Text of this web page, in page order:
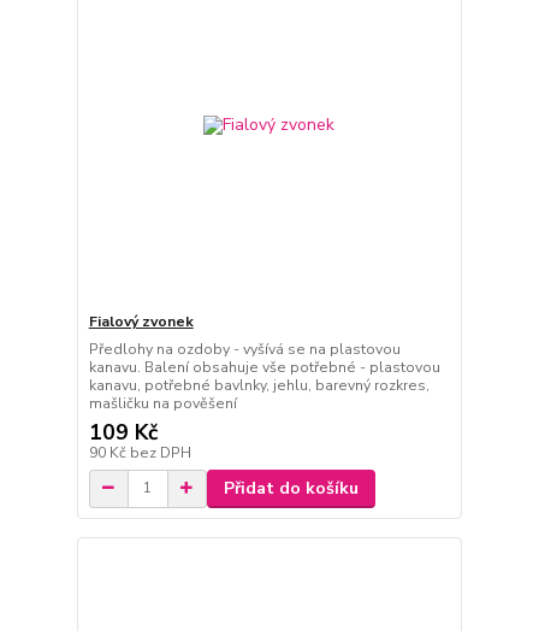
Fialový zvonek
Předlohy na ozdoby - vyšívá se na plastovou
kanavu. Balení obsahuje vše potřebné - plastovou
kanavu, potřebné bavlnky, jehlu, barevný rozkres,
mašličku na pověšení
109 Kč
90 Kč bez DPH
Přidat do košíku